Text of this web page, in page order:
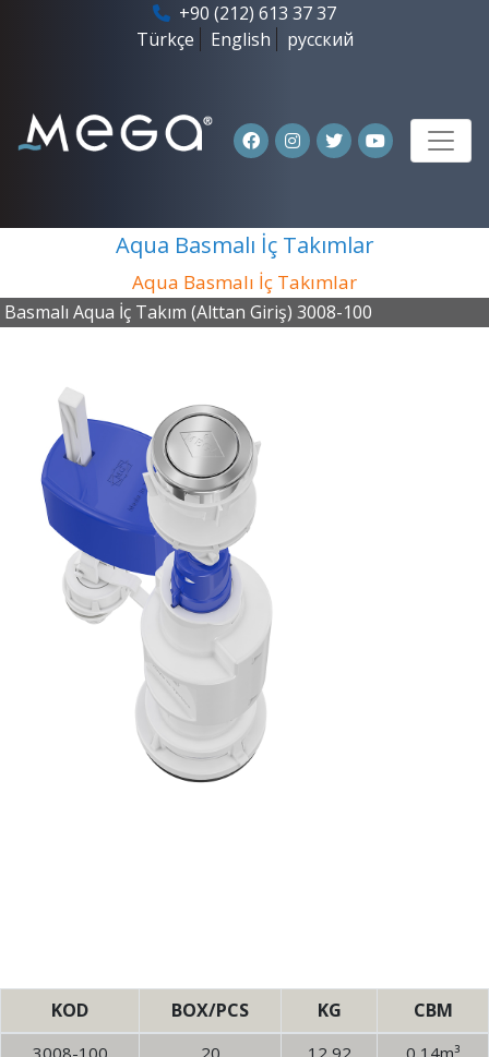
+90 (212) 613 37 37
Türkçe
English русский
Aqua Basmalı İç Takımlar
Aqua Basmalı İç Takımlar
Basmalı Aqua İç Takım (Alttan Giriş) 3008-100
KOD BOX/PCS KG CBM